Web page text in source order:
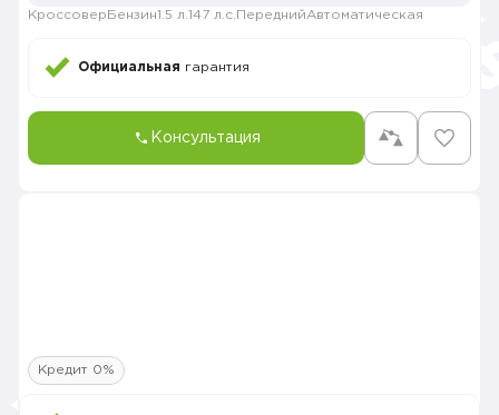
Кроссовер Бензин1.5 л. 147 л.с. ПереднийАвтоматическая
Официальная гарантия
Консультация
Кредит 0%